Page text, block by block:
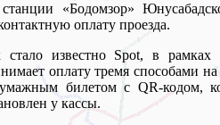
«Бодомзор»
оплату проезда.
стало известно Spot, в рамках
оплату тремя способами
билетом с QR-кодом,
у кассы.